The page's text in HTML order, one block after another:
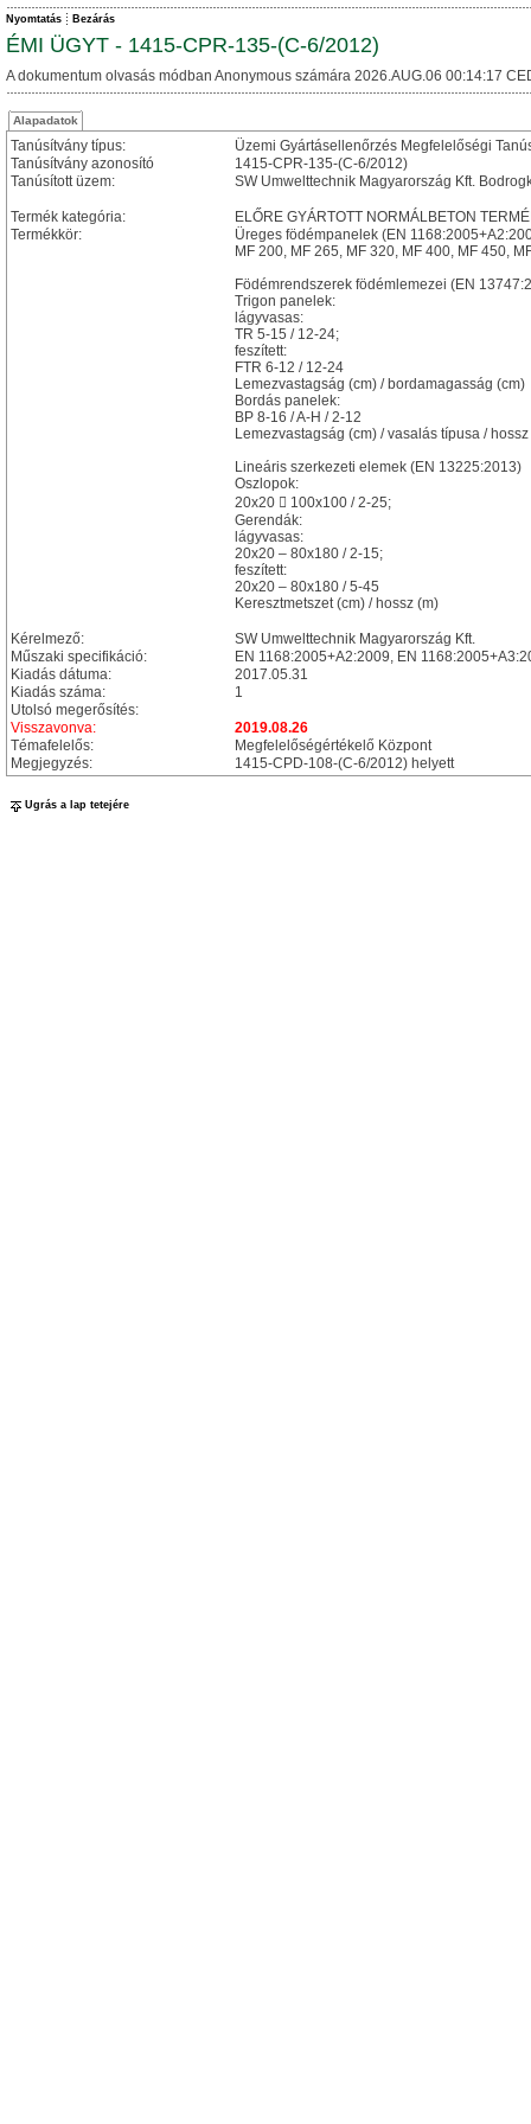
Nyomtatás Bezárás
ÉMI ÜGYT - 1415-CPR-135-(C-6/2012)
A dokumentum olvasás módban Anonymous számára 2026.AUG.06 00:14:17
Alapadatok
Tanúsítvány típus:
Üzemi Gyártásellenőrzés Megfelelőségi
Tanúsítvány azonosító
1415-CPR-135-(C-6/2012)
Tanúsított üzem:
SW Umwelttechnik Magyarország Kft.
Termék kategória:
ELŐRE GYÁRTOTT NORMÁLBETON
Termékkör:
Üreges födémpanelek (EN
MF 200, MF 265, MF 320, MF 400, MF 450,
Födémrendszerek födémlemezei (EN
Trigon panelek:
lágyvasas:
TR 5-15 / 12-24;
feszített:
FTR 6-12 / 12-24
Lemezvastagság (cm) / bordamagasság (cm)
Bordás panelek:
BP 8-16 / A-H / 2-12
Lemezvastagság (cm) / vasalás típusa / hossz
Lineáris szerkezeti elemek (EN 13225:2013)
Oszlopok:
20x20  100x100 / 2-25;
Gerendák:
lágyvasas:
20x20 – 80x180 / 2-15;
feszített:
20x20 – 80x180 / 5-45
Keresztmetszet (cm) / hossz (m)
Kérelmező:
SW Umwelttechnik Magyarország Kft.
Műszaki specifikáció:
EN 1168:2005+A2:2009, EN
Kiadás dátuma:
2017.05.31
Kiadás száma:
1
Utolsó megerősítés:
Visszavonva:
2019.08.26
Témafelelős:
Megfelelőségértékelő Központ
Megjegyzés:
1415-CPD-108-(C-6/2012) helyett
Ugrás a lap tetejére